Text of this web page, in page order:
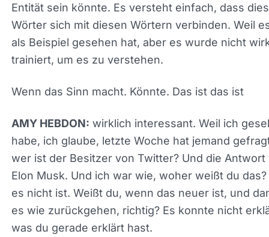
Modells vor zwei Jahren entschieden wurden,
Es versteht einfach mehr oder weniger, wie sich
Entität sein könnte. Es versteht einfach, dass
Wörter sich mit diesen Wörtern verbinden. Weil
als Beispiel gesehen hat, aber es wurde nicht
trainiert, um es zu verstehen.
Wenn das Sinn macht. Könnte. Das ist das ist
AMY HEBDON: wirklich interessant. Weil ich